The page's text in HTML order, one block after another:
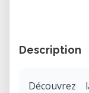
Description
Découvrez